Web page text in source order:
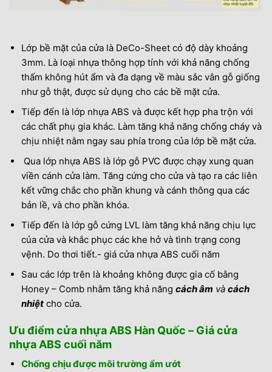
Lớp bề mặt của cửa là DeCo-Sheet có độ dày khoảng
3mm. Là loại nhựa thông hợp tính với khả năng chống
thấm không hút ẩm và đa dạng về màu sắc vân gỗ giống
như gỗ thật, được sử dụng cho các bề mặt cửa.
Tiếp đến là lớp nhựa ABS và được kết hợp pha trộn với
các chất phụ gia khác. Làm tăng khả năng chống cháy và
chịu nhiệt nằm ngay sau phía trong của lớp bề mặt cửa.
Qua lớp nhựa ABS là lớp gỗ PVC được chạy xung quan
viền cánh cửa làm. Tăng cứng cho cửa và tạo ra các liên
kết vững chắc cho phần khung và cánh thông qua các
bản lề, và cho phần khóa.
Tiếp đến là lớp gỗ cứng LVL làm tăng khả năng chịu lực
của cửa và khắc phục các khe hở và tình trạng cong
vệnh. Do thơi tiết.- giá cửa nhựa ABS cuối năm
Sau các lớp trên là khoảng không được gia cố bằng
Honey – Comb nhằm tăng khả năng cách âm và cách
nhiệtcho cửa.
Ưu điểm cửa nhựa ABS Hàn Quốc – Giá cửa
nhựa ABS cuối năm
Chống chịu được môi trường ẩm ướt